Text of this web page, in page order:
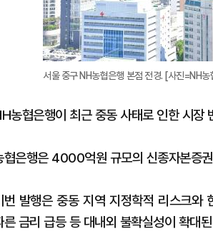
서울 중구 NH농협은행 본점 전경. [사진=NH농
농협은행이 최근 중동 사태로 인한 시장
협은행은 4000억원 규모의 신종자본증
번 발행은 중동 지역 지정학적 리스크와
른 금리 급등 등 대내외 불확실성이 확대